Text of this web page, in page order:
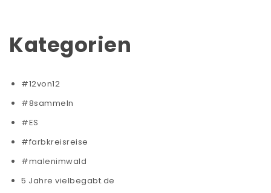
Kategorien
#12von12
#8sammeln
#ES
#farbkreisreise
#malenimwald
5 Jahre vielbegabt.de